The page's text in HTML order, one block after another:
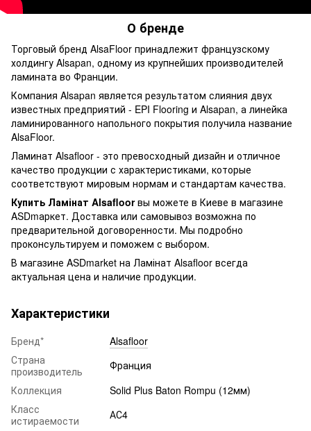
О бренде
Торговый бренд AlsaFloor принадлежит французскому
холдингу Alsapan, одному из крупнейших производителей
ламината во Франции.
Компания Alsapan является результатом слияния двух
известных предприятий - EPI Flooring и Alsapan, а линейка
ламинированного напольного покрытия получила название
AlsaFloor.
Ламинат Alsafloor - это превосходный дизайн и отличное
качество продукции с характеристиками, которые
соответствуют мировым нормам и стандартам качества.
Купить Ламінат Alsafloorвы можете в Киеве в магазине
ASDmаркет. Доставка или самовывоз возможна по
предварительной договоренности. Мы подробно
проконсультируем и поможем с выбором.
В магазине ASDmarket на Ламінат Alsafloor всегда
актуальная цена и наличие продукции.
Характеристики
Бренд*
Alsafloor
Страна
производитель
Франция
Коллекция
Solid Plus Baton Rompu (12мм)
Класс
истираемости
АС4